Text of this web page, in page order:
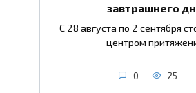
завтрашнего
С 28 августа по 2 сентября
центром
0 25